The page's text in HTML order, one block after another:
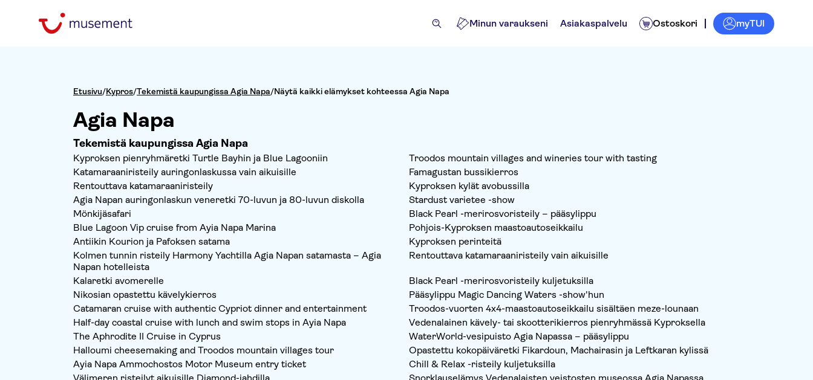
Minun varaukseni Asiakaspalvelu Ostoskori myTUI
Etusivu/Kypros/Tekemistä kaupungissa Agia Napa/Näytä kaikki elämykset kohteessa Agia Napa
Agia Napa
Tekemistä kaupungissa Agia Napa
Kyproksen pienryhmäretki Turtle Bayhin ja Blue Lagooniin
Troodos mountain villages and wineries tour with tasting
Katamaraaniristeily auringonlaskussa vain aikuisille
Famagustan bussikierros
Rentouttava katamaraaniristeily
Kyproksen kylät avobussilla
Agia Napan auringonlaskun veneretki 70-luvun ja 80-luvun diskolla
Stardust varietee -show
Mönkijäsafari
Black Pearl -merirosvoristeily – pääsylippu
Blue Lagoon Vip cruise from Ayia Napa Marina
Pohjois-Kyproksen maastoautoseikkailu
Antiikin Kourion ja Pafoksen satama
Kyproksen perinteitä
Kolmen tunnin risteily Harmony Yachtilla Agia Napan satamasta – Agia
Napan hotelleista
Rentouttava katamaraaniristeily vain aikuisille
Kalaretki avomerelle
Black Pearl -merirosvoristeily kuljetuksilla
Nikosian opastettu kävelykierros
Pääsylippu Magic Dancing Waters -show'hun
Catamaran cruise with authentic Cypriot dinner and entertainment
Troodos-vuorten 4x4-maastoautoseikkailu sisältäen meze-lounaan
Half-day coastal cruise with lunch and swim stops in Ayia Napa
Vedenalainen kävely- tai skootterikierros pienryhmässä Kyproksella
The Aphrodite II Cruise in Cyprus
WaterWorld-vesipuisto Agia Napassa – pääsylippu
Halloumi cheesemaking and Troodos mountain villages tour
Opastettu kokopäiväretki Fikardoun, Machairasin ja Leftkaran kylissä
Ayia Napa Ammochostos Motor Museum entry ticket
Chill & Relax -risteily kuljetuksilla